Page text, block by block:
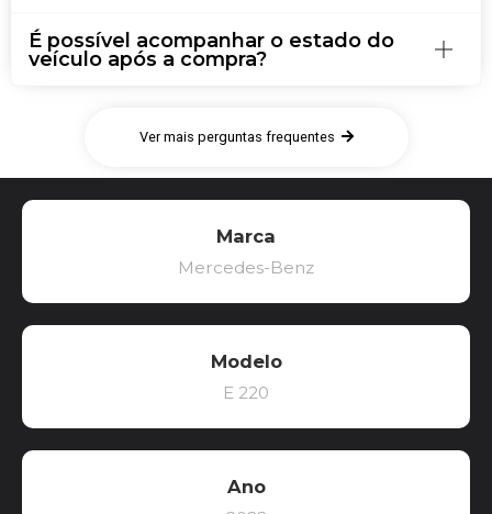
É possível acompanhar o estado do
veículo após a compra?
Ver mais perguntas frequentes
Marca
Mercedes-Benz
Modelo
E 220
Ano